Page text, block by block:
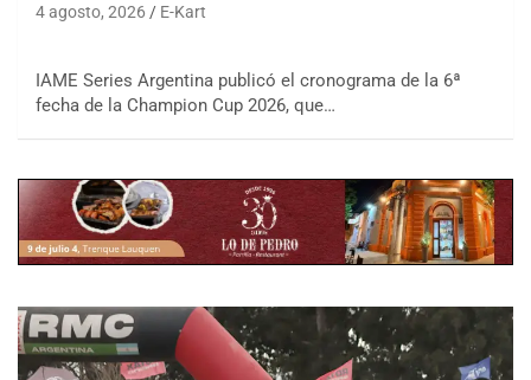
4 agosto, 2026 E-Kart
IAME Series Argentina publicó el cronograma de la 6ª
fecha de la Champion Cup 2026, que…